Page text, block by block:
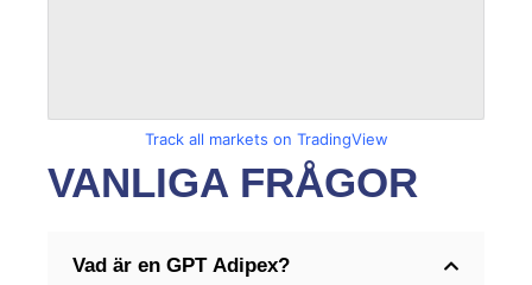
Track all markets on TradingView
VANLIGA FRÅGOR
Vad är en GPT Adipex?